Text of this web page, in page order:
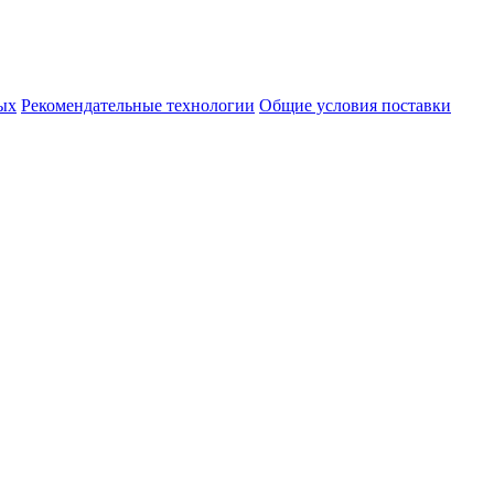
Рекомендательные технологии Общие условия поставки